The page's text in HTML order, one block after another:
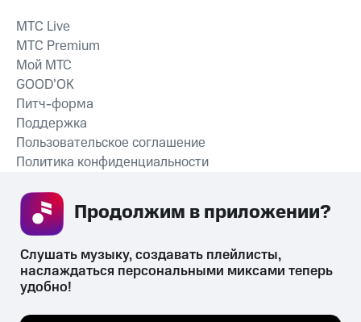
СКАЧАТЬ ПРИЛОЖЕНИЕ
MTС Live
MTС Premium
Мой МТС
GOOD’OK
Питч-форма
Поддержка
Пользовательское соглашение
Политика конфиденциальности
психотропных веществ, их аналогов причиняет вред здоровью,
Слушать музыку, создавать плейлисты,
наслаждаться персональными миксами теперь
удобно!